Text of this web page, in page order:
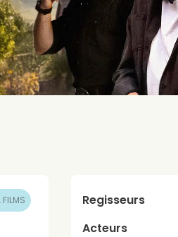
Regisseurs
Acteurs